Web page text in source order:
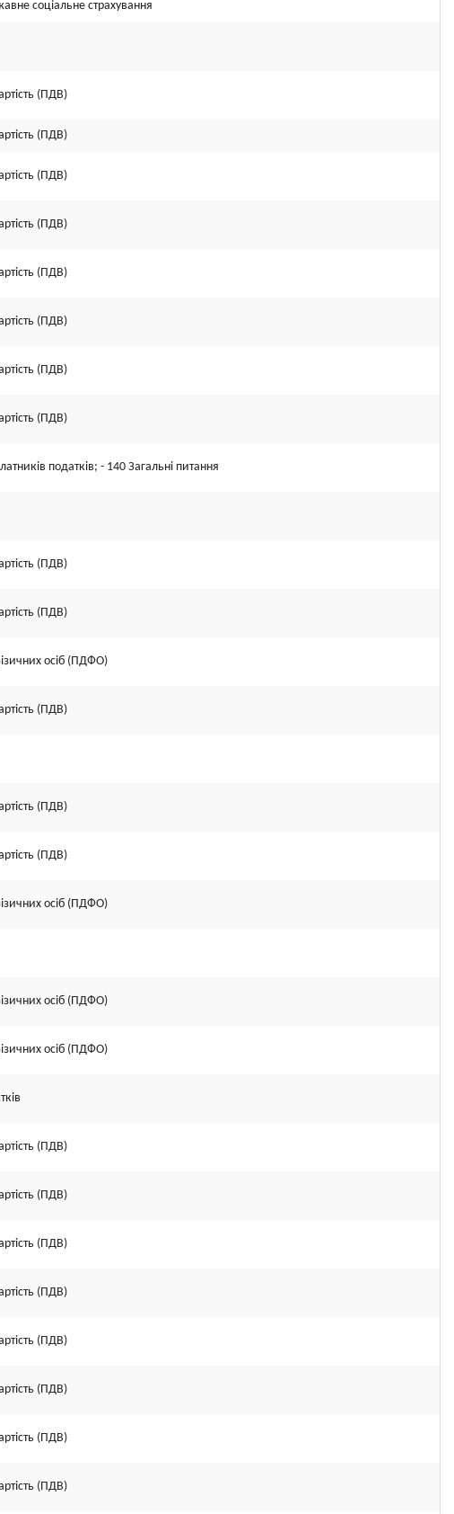
соціальне страхування
(ПДВ)
(ПДВ)
(ПДВ)
(ПДВ)
(ПДВ)
(ПДВ)
(ПДВ)
(ПДВ)
податків; - 140 Загальні питання
(ПДВ)
(ПДВ)
осіб (ПДФО)
(ПДВ)
(ПДВ)
(ПДВ)
осіб (ПДФО)
осіб (ПДФО)
осіб (ПДФО)
(ПДВ)
(ПДВ)
(ПДВ)
(ПДВ)
(ПДВ)
(ПДВ)
(ПДВ)
(ПДВ)